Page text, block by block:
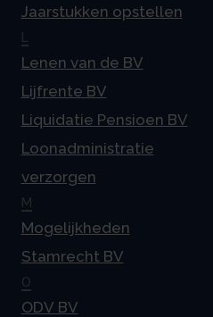
Jaarstukken opstellen
Lenen van de BV
Lijfrente BV
Liquidatie Pensioen BV
Loonadministratie
verzorgen
M
Mogelijkheden
Stamrecht BV
O
ODV BV